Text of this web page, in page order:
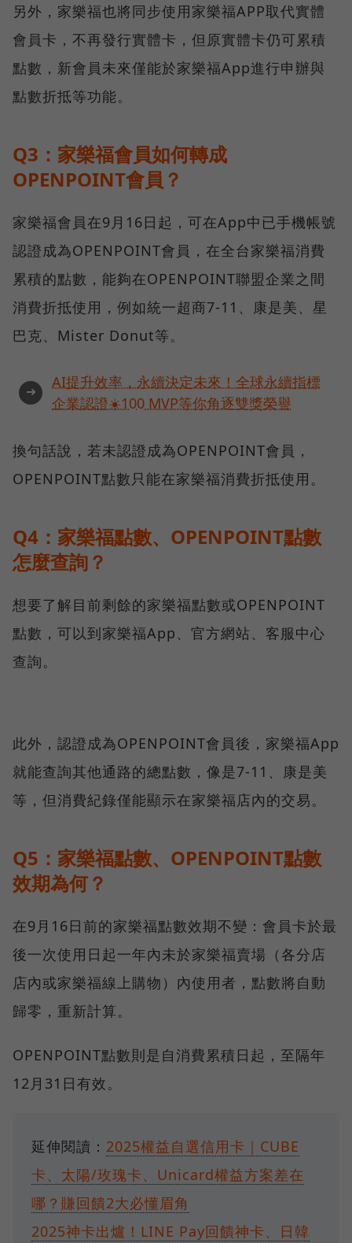
另外，家樂福也將同步使用家樂福APP取代實體
會員卡，不再發行實體卡，但原實體卡仍可累積
點數，新會員未來僅能於家樂福App進行申辦與
點數折抵等功能。
Q3：家樂福會員如何轉成
OPENPOINT會員？
家樂福會員在9月16日起，可在App中已手機帳號
認證成為OPENPOINT會員，在全台家樂福消費
累積的點數，能夠在OPENPOINT聯盟企業之間
消費折抵使用，例如統一超商7-11、康是美、星
巴克、Mister Donut等。
➜
AI提升效率，永續決定未來！全球永續指標
企業認證☀️100 MVP等你角逐雙獎榮譽
換句話說，若未認證成為OPENPOINT會員，
OPENPOINT點數只能在家樂福消費折抵使用。
Q4：家樂福點數、OPENPOINT點數
怎麼查詢？
想要了解目前剩餘的家樂福點數或OPENPOINT
點數，可以到家樂福App、官方網站、客服中心
查詢。
此外，認證成為OPENPOINT會員後，家樂福App
就能查詢其他通路的總點數，像是7-11、康是美
等，但消費紀錄僅能顯示在家樂福店內的交易。
Q5：家樂福點數、OPENPOINT點數
效期為何？
在9月16日前的家樂福點數效期不變：會員卡於最
後一次使用日起一年內未於家樂福賣場（各分店
店內或家樂福線上購物）內使用者，點數將自動
歸零，重新計算。
OPENPOINT點數則是自消費累積日起，至隔年
12月31日有效。
延伸閱讀： 2025權益自選信用卡｜CUBE
卡、太陽/玫瑰卡、Unicard權益方案差在
哪？賺回饋2大必懂眉角
2025神卡出爐！LINE Pay回饋神卡、日韓